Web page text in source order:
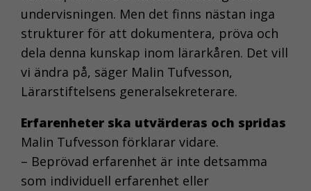
undervisningen. Men det finns nästan inga
strukturer för att dokumentera, pröva och
dela denna kunskap inom lärarkåren. Det vill
vi ändra på, säger Malin Tufvesson,
Lärarstiftelsens generalsekreterare.
Erfarenheter ska utvärderas och spridas
Malin Tufvesson förklarar vidare.
– Beprövad erfarenhet är inte detsamma
som individuell erfarenhet eller